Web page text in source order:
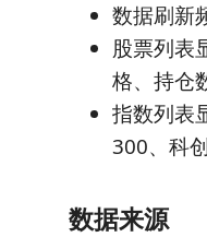
数据刷新
股票列表
格、持仓
指数列表
300、科
数据来源